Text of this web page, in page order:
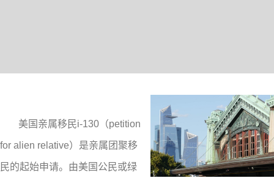
美国亲属移民i-130（petition
for alien relative）是亲属团聚移
民的起始申请。由美国公民或绿